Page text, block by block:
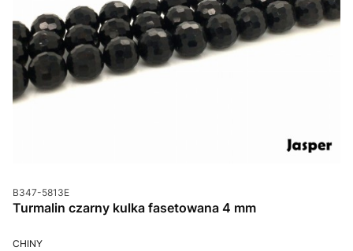
Kod produktu
B347-5813E
Turmalin czarny kulka fasetowana 4 mm
PRODUCENT
CHINY